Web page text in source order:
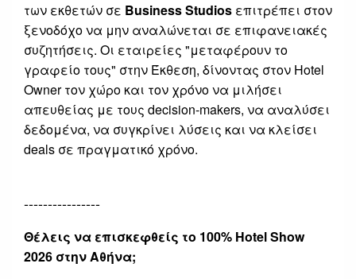
των εκθετών σε Business Studios επιτρέπει στον
ξενοδόχο να μην αναλώνεται σε επιφανειακές
συζητήσεις. Οι εταιρείες "μεταφέρουν το
γραφείο τους" στην Έκθεση, δίνοντας στον Hotel
Owner τον χώρο και τον χρόνο να μιλήσει
απευθείας με τους decision-makers, να αναλύσει
δεδομένα, να συγκρίνει λύσεις και να κλείσει
deals σε πραγματικό χρόνο.
----------------
Θέλεις να επισκεφθείς το 100% Hotel Show
2026 στην Αθήνα;